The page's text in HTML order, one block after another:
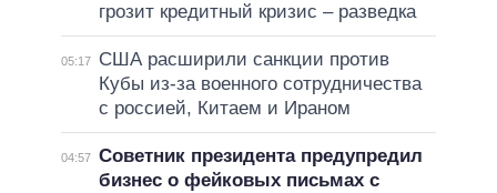
грозит кредитный кризис – разведка
05:17
США расширили санкции против
Кубы из-за военного сотрудничества
с россией, Китаем и Ираном
04:57 Советник президента предупредил
бизнес о фейковых письмах с